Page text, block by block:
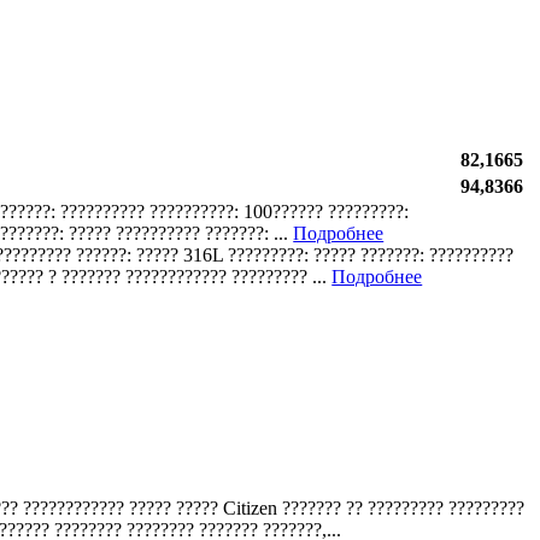
82,1665
94,8366
?????????? ??????????: 100?????? ?????????:
????? ?????????? ???????: ... Подробнее
??????: ????? 316L ?????????: ????? ???????: ??????????
? ??????? ???????????? ????????? ... Подробнее
???????????? ????? ????? Citizen ??????? ?? ????????? ?????????
???????? ???????? ??????? ???????,...